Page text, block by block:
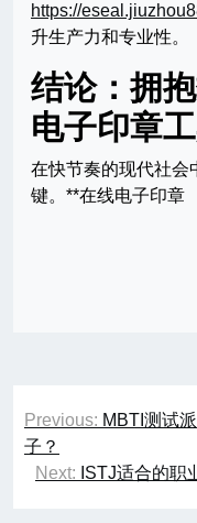
https://
升生产力和专业性。
结论：拥
电子印章
在快节奏的现代社会
键。**在线电子印章
文
章
导
Previous: MBTI测试
子？
Next: ISTJ适合的职